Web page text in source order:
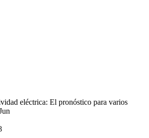
eléctrica: El pronóstico para varios